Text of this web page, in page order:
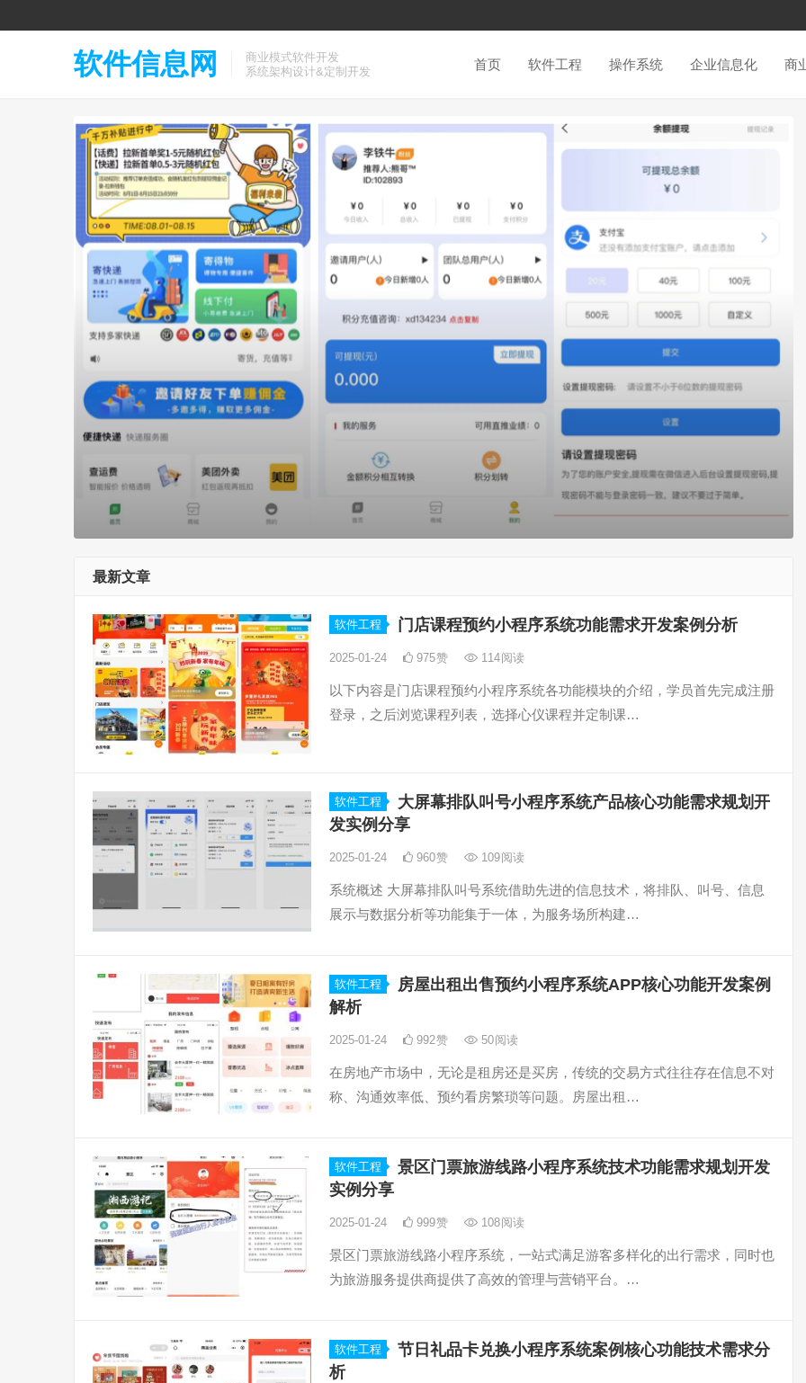
软件信息网
商业模式软件开发
系统架构设计&定制开发
首页 软件工程 操作系统 企业信息化 商
最新文章
软件工程 门店课程预约小程序系统功能需求开发案例分析
2025-01-24 975赞 114阅读
以下内容是门店课程预约小程序系统各功能模块的介绍，学员首先完成注册
登录，之后浏览课程列表，选择心仪课程并定制课…
软件工程
大屏幕排队叫号小程序系统产品核心功能需求规划开
发实例分享
2025-01-24 960赞 109阅读
系统概述 大屏幕排队叫号系统借助先进的信息技术，将排队、叫号、信息
展示与数据分析等功能集于一体，为服务场所构建…
软件工程
房屋出租出售预约小程序系统APP核心功能开发案例
解析
2025-01-24 992赞 50阅读
在房地产市场中，无论是租房还是买房，传统的交易方式往往存在信息不对
称、沟通效率低、预约看房繁琐等问题。房屋出租…
软件工程
景区门票旅游线路小程序系统技术功能需求规划开发
实例分享
2025-01-24 999赞 108阅读
景区门票旅游线路小程序系统，一站式满足游客多样化的出行需求，同时也
为旅游服务提供商提供了高效的管理与营销平台。…
软件工程
节日礼品卡兑换小程序系统案例核心功能技术需求分
析